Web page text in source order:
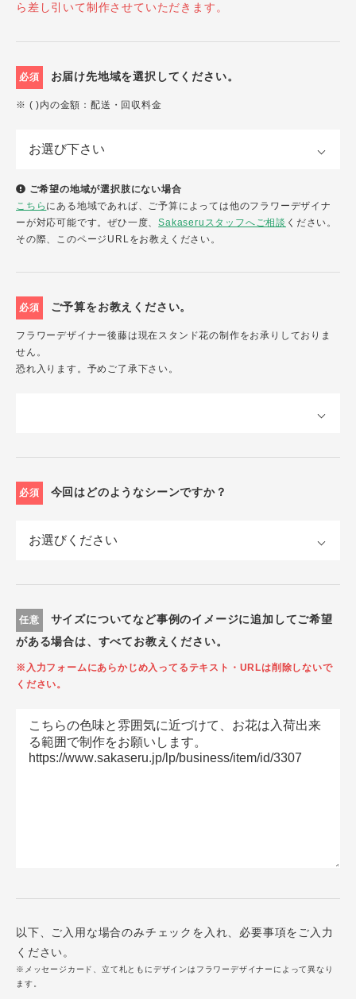
ら差し引いて制作させていただきます。
必須 お届け先地域を選択してください。
※ ( )内の金額：配送・回収料金
ご希望の地域が選択肢にない場合
こちら にある地域であれば、ご予算によっては他のフラワーデザイナ
ーが対応可能です。ぜひ一度、Sakaseruスタッフへご相談 ください。
その際、このページURLをお教えください。
必須 ご予算をお教えください。
フラワーデザイナー後藤は現在スタンド花の制作をお承りしておりま
せん。
恐れ入ります。予めご了承下さい。
必須 今回はどのようなシーンですか？
任意
サイズについてなど事例のイメージに追加してご希望
がある場合は、すべてお教えください。
※入力フォームにあらかじめ入ってるテキスト・URLは削除しないで
ください。
以下、ご入用な場合のみチェックを入れ、必要事項をご入力
ください。
※メッセージカード、立て札ともにデザインはフラワーデザイナーによって異なり
ます。